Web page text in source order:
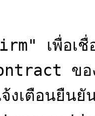
เพื่อเชื่อ
ข
จ้งเตือนยื